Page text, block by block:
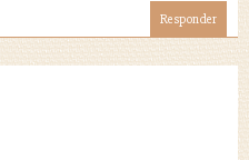
Responder